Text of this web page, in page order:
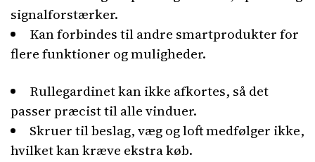
signalforstærker.
Kan forbindes til andre smartprodukter for
flere funktioner og muligheder.
Rullegardinet kan ikke afkortes, så det
passer præcist til alle vinduer.
Skruer til beslag, væg og loft medfølger ikke,
hvilket kan kræve ekstra køb.